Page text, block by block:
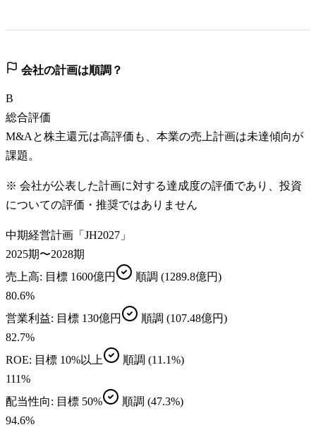
会社の計画は順調？
B
総合評価
M&Aと株主還元は高評価も、本業の売上計画は未達傾向が
課題。
※ 会社が公表した計画に対する達成度の評価であり、投資
についての評価・推奨ではありません
中期経営計画「JH2027」
2025期〜2028期
売上高: 目標 1600億円 順調 (1289.8億円)
80.6%
営業利益: 目標 130億円 順調 (107.48億円)
82.7%
ROE: 目標 10%以上 順調 (11.1%)
111%
配当性向: 目標 50% 順調 (47.3%)
94.6%